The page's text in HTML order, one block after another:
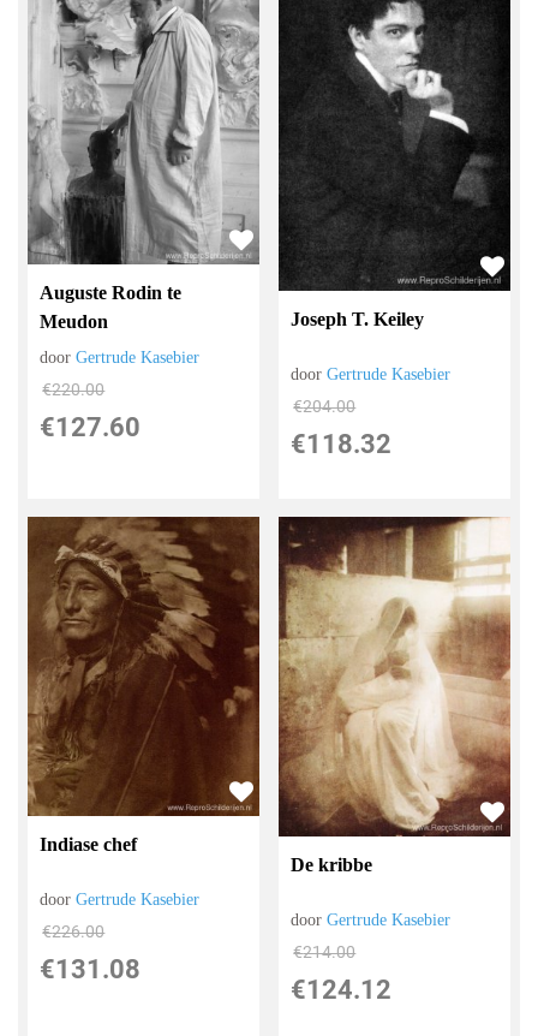
Auguste Rodin te
Meudon
doorGertrude Kasebier
€220.00
€127.60
Joseph T. Keiley
doorGertrude Kasebier
€204.00
€118.32
Indiase chef
doorGertrude Kasebier
€226.00
€131.08
De kribbe
doorGertrude Kasebier
€214.00
€124.12